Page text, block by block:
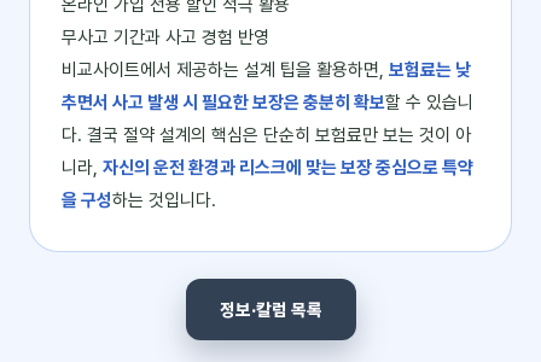
온라인 가입 전용 할인 적극 활용
무사고 기간과 사고 경험 반영
비교사이트에서 제공하는 설계 팁을 활용하면, 보험료는 낮
추면서 사고 발생 시 필요한 보장은 충분히 확보할 수 있습니
다. 결국 절약 설계의 핵심은 단순히 보험료만 보는 것이 아
니라, 자신의 운전 환경과 리스크에 맞는 보장 중심으로 특약
을 구성하는 것입니다.
정보·칼럼 목록